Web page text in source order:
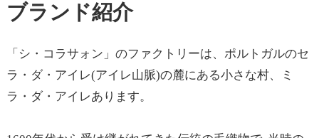
ブランド紹介
「シ・コラサォン」のファクトリーは、ポルトガルのセ
ラ・ダ・アイレ(アイレ山脈)の麓にある小さな村、ミ
ラ・ダ・アイレあります。